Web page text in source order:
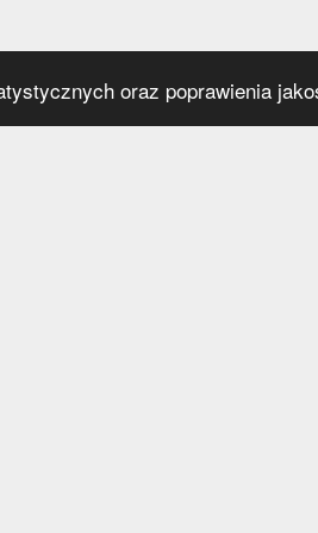
oraz poprawienia